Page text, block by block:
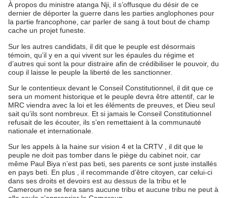
À propos du ministre atanga Nji, il s’offusque du désir de ce
dernier de déporter la guerre dans les parties anglophones pour
la partie francophone, car parler de sang à tout bout de champ
cache un projet funeste.
Sur les autres candidats, il dit que le peuple est désormais
témoin, qu’il y en a qui vivent sur les épaules du régime et
d’autres qui sont la pour distraire afin de crédibiliser le pouvoir, du
coup il laisse le peuple la liberté de les sanctionner.
Sur le contentieux devant le Conseil Constitutionnel, il dit que ce
sera un moment historique et le peuple devra être attentif, car le
MRC viendra avec la loi et les éléments de preuves, et Dieu seul
sait qu’ils sont nombreux. Et si jamais le Conseil Constitutionnel
refusait de les écouter, ils s’en remettaient à la communauté
nationale et internationale.
Sur les appels à la haine sur vision 4 et la CRTV , il dit que le
peuple ne doit pas tomber dans le piège du cabinet noir, car
même Paul Biya n’est pas beti, ses parents ce sont juste installés
en pays beti. En plus , il recommande d’être citoyen, car celui-ci
dans ses droits et devoirs est au dessus de la tribu et le
Cameroun ne se fera sans aucune tribu et aucune tribu ne peut à